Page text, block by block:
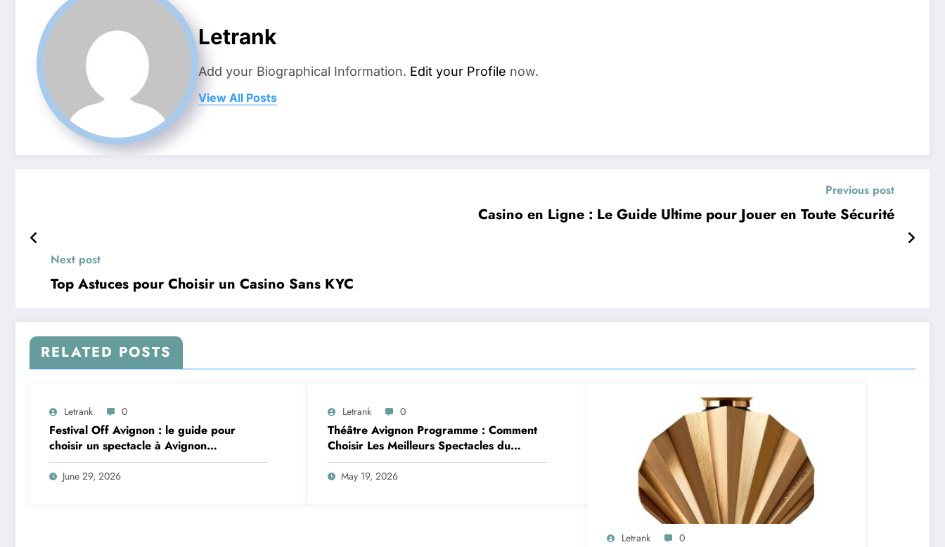
Letrank
Add your Biographical Information. Edit your Profile now.
View All Posts
Previous post
Casino en Ligne : Le Guide Ultime pour Jouer en Toute Sécurité
Next post
Top Astuces pour Choisir un Casino Sans KYC
RELATED POSTS
Letrank 0
Festival Off Avignon : le guide pour
choisir un spectacle à Avignon
aujourd’hui
June 29, 2026
Letrank 0
Théâtre Avignon Programme : Comment
Choisir Les Meilleurs Spectacles du
Festival Off Avignon
May 19, 2026
Letrank 0